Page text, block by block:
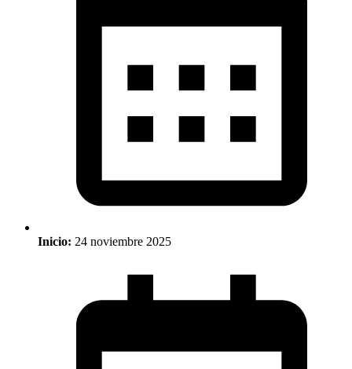
Inicio: 24 noviembre 2025